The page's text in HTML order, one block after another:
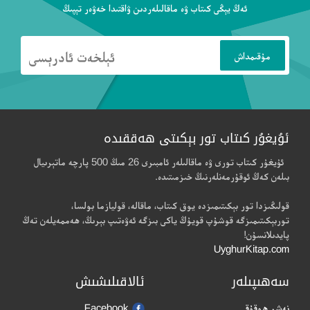
ئەڭ يېڭى كىتاب ۋە ماقالىلەردىن ۋاقتىدا خەۋەر تېپىڭ
ئۇيغۇر كىتاب تور بېكىتى ھەققىدە
ئۇيغۇر كىتاب تورى ۋە ماقالىلەر ئامبىرى 26 مىڭ 500 پارچە ماتېرىيال
بىلەن كەڭ ئوقۇرمەنلەرنىڭ خىزمىتىدە.
قولىڭىزدا تور بېكىتىمىزدە يوق كىتاب، ماقالە، قوليازما بولسا،
توربېكىتىمىزگە قوشۇپ قويۇڭ ياكى بىزگە ئەۋەتىپ بېرىڭ، ھەممەيلەن تەڭ
پايدىلانسۇن!
UyghurKitap.com
سەھىپىلەر
نەشر ھوقۇقى
ئالاقىلىشىش
Facebook